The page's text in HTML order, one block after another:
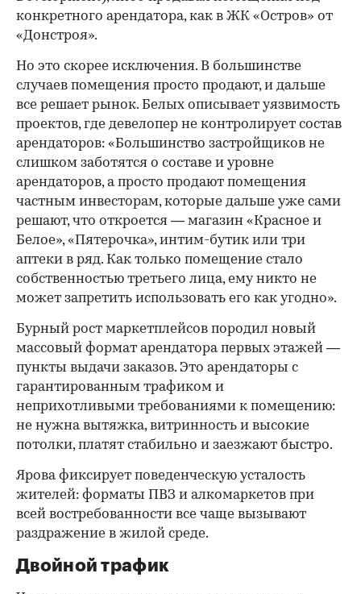
конкретного арендатора, как в ЖК «Остров» от
«Донстроя».
Но это скорее исключения. В большинстве
случаев помещения просто продают, и дальше
все решает рынок. Белых описывает уязвимость
проектов, где девелопер не контролирует состав
арендаторов: «Большинство застройщиков не
слишком заботятся о составе и уровне
арендаторов, а просто продают помещения
частным инвесторам, которые дальше уже сами
решают, что откроется — магазин «Красное и
Белое», «Пятерочка», интим-бутик или три
аптеки в ряд. Как только помещение стало
собственностью третьего лица, ему никто не
может запретить использовать его как угодно».
Бурный рост маркетплейсов породил новый
массовый формат арендатора первых этажей —
пункты выдачи заказов. Это арендаторы с
гарантированным трафиком и
неприхотливыми требованиями к помещению:
не нужна вытяжка, витринность и высокие
потолки, платят стабильно и заезжают быстро.
Ярова фиксирует поведенческую усталость
жителей: форматы ПВЗ и алкомаркетов при
всей востребованности все чаще вызывают
раздражение в жилой среде.
Двойной трафик